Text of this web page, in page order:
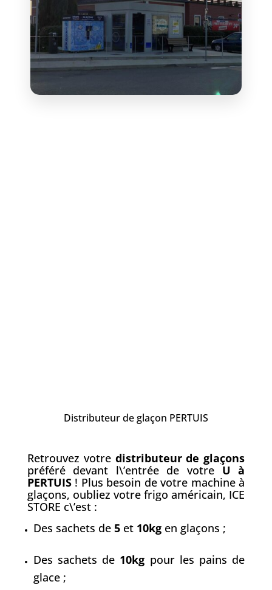
Distributeur de glaçon PERTUIS
Retrouvez votre distributeur de glaçons
préféré devant l\’entrée de votre U à
PERTUIS! Plus besoin de votre machine à
glaçons, oubliez votre frigo américain, ICE
STORE c\’est :
Des sachets de 5et 10kgen glaçons ;
Des sachets de 10kg pour les pains de
glace ;